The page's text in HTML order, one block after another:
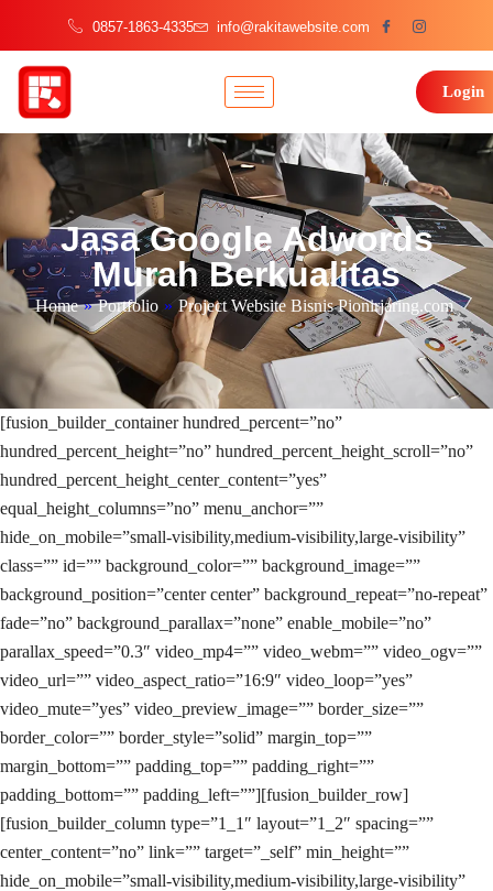
0857-1863-4335 info@rakitawebsite.com
Login
Jasa Google Adwords
Murah Berkualitas
Home » Portfolio » Project Website Bisnis Pionirjaring.com
[fusion_builder_container hundred_percent=”no”
hundred_percent_height=”no” hundred_percent_height_scroll=”no”
hundred_percent_height_center_content=”yes”
equal_height_columns=”no” menu_anchor=””
hide_on_mobile=”small-visibility,medium-visibility,large-visibility”
class=”” id=”” background_color=”” background_image=””
background_position=”center center” background_repeat=”no-repeat”
fade=”no” background_parallax=”none” enable_mobile=”no”
parallax_speed=”0.3″ video_mp4=”” video_webm=”” video_ogv=””
video_url=”” video_aspect_ratio=”16:9″ video_loop=”yes”
video_mute=”yes” video_preview_image=”” border_size=””
border_color=”” border_style=”solid” margin_top=””
margin_bottom=”” padding_top=”” padding_right=””
padding_bottom=”” padding_left=””][fusion_builder_row]
[fusion_builder_column type=”1_1″ layout=”1_2″ spacing=””
center_content=”no” link=”” target=”_self” min_height=””
hide_on_mobile=”small-visibility,medium-visibility,large-visibility”